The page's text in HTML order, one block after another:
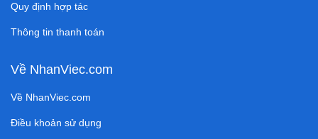
Quy định hợp tác
Thông tin thanh toán
Về NhanViec.com
Về NhanViec.com
Điều khoản sử dụng